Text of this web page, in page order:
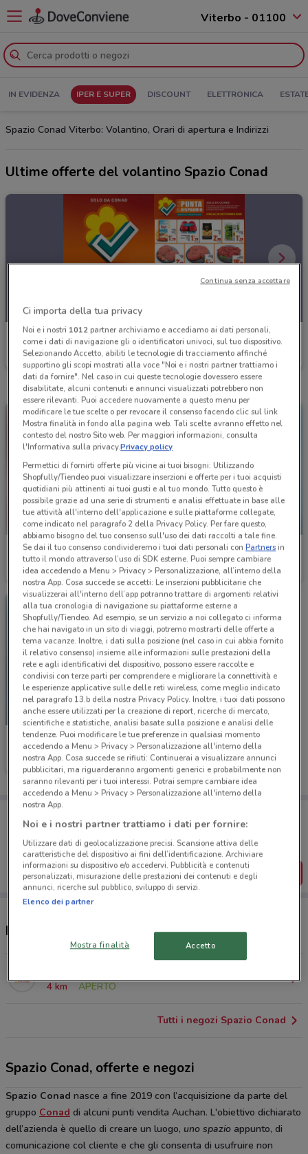
Viterbo - 01100
IN EVIDENZA IPER E SUPER DISCOUNT ELETTRONICA
Spazio Conad Viterbo: Volantino, Orari di apertura e Indirizzi
Ultime offerte del volantino Spazio Conad
Spazio Conad
Scade il 30/09
Spazio Conad
Scade il 30/09 4 km
-3 GIORNI
Spazio Conad
Scade lunedì 4 km
-3 GIORNI
Spazio Conad
Scade lunedì 4 km
Puoi trovare le migliori offerte dei negozi vicino a te,
dal tuo cellulare.
SCARICA L’APP
Negozi Spazio Conad a Viterbo
4 km
APERTO
Tutti i negozi Spazio Conad
Spazio Conad, offerte e negozi
Spazio Conad nasce a fine 2019 con l’acquisizione da parte del
gruppo Conad di alcuni punti vendita Auchan. L'obiettivo dichiarato
dell’azienda è quello di creare un luogo, uno spazio appunto, di
comunicazione col cliente e che gli consenta di usufruire non
Ci importa della tua privacy
Noi e i nostri 1012partner archiviamo e accediamo ai dati personali,
come i dati di navigazione gli o identificatori univoci, sul tuo dispositivo.
Selezionando Accetto, abiliti le tecnologie di tracciamento affinché
supportino gli scopi mostrati alla voce "Noi e i nostri partner trattiamo i
dati da fornire". Nel caso in cui queste tecnologie dovessero essere
disabilitate, alcuni contenuti e annunci visualizzati potrebbero non
essere rilevanti. Puoi accedere nuovamente a questo menu per
modificare le tue scelte o per revocare il consenso facendo clic sul link
Mostra finalità in fondo alla pagina web. Tali scelte avranno effetto nel
contesto del nostro Sito web. Per maggiori informazioni, consulta
l'Informativa sulla privacy.Privacy policy
Permettici di fornirti offerte più vicine ai tuoi bisogni: Utilizzando
Shopfully/Tiendeo puoi visualizzare inserzioni e offerte per i tuoi acquisti
quotidiani più attinenti ai tuoi gusti e al tuo mondo. Tutto questo è
possibile grazie ad una serie di strumenti e analisi effettuate in base alle
tue attività all'interno dell'applicazione e sulle piattaforme collegate,
come indicato nel paragrafo 2 della Privacy Policy. Per fare questo,
abbiamo bisogno del tuo consenso sull'uso dei dati raccolti a tale fine.
Se dai il tuo consenso condivideremo i tuoi dati personali conPartnersin
tutto il mondo attraverso l’uso di SDK esterne. Puoi sempre cambiare
idea accedendo a Menu > Privacy > Personalizzazione, all’interno della
nostra App. Cosa succede se accetti: Le inserzioni pubblicitarie che
visualizzerai all'interno dell’app potranno trattare di argomenti relativi
alla tua cronologia di navigazione su piattaforme esterne a
Shopfully/Tiendeo. Ad esempio, se un servizio a noi collegato ci informa
che hai navigato in un sito di viaggi, potremo mostrarti delle offerte a
tema vacanze. Inoltre, i dati sulla posizione (nel caso in cui abbia fornito
il relativo consenso) insieme alle informazioni sulle prestazioni della
rete e agli identificativi del dispositivo, possono essere raccolte e
condivisi con terze parti per comprendere e migliorare la connettività e
le esperienze applicative sulle delle reti wireless, come meglio indicato
nel paragrafo 13.b della nostra Privacy Policy. Inoltre, i tuoi dati possono
anche essere utilizzati per la creazione di report, ricerche di mercato,
scientifiche e statistiche, analisi basate sulla posizione e analisi delle
tendenze. Puoi modificare le tue preferenze in qualsiasi momento
accedendo a Menu > Privacy > Personalizzazione all'interno della
nostra App. Cosa succede se rifiuti: Continuerai a visualizzare annunci
pubblicitari, ma riguarderanno argomenti generici e probabilmente non
saranno rilevanti per i tuoi interessi. Potrai sempre cambiare idea
accedendo a Menu > Privacy > Personalizzazione all'interno della
nostra App.
Noi e i nostri partner trattiamo i dati per fornire:
Utilizzare dati di geolocalizzazione precisi. Scansione attiva delle
caratteristiche del dispositivo ai fini dell’identificazione. Archiviare
informazioni su dispositivo e/o accedervi. Pubblicità e contenuti
personalizzati, misurazione delle prestazioni dei contenuti e degli
annunci, ricerche sul pubblico, sviluppo di servizi.
Elenco dei partner
Mostra finalità Accetto
Continua senza accettare